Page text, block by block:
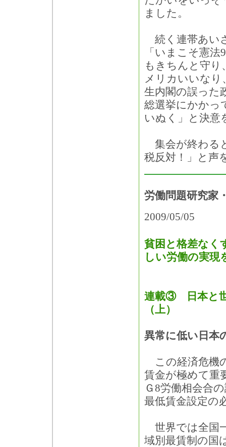
ました。
続く連帯あい
「いまこそ憲
もきちんと守
メリカいいなり
生内閣の誤った
総選挙にかかっ
いぬく」と決意
集会が終わる
税反対！」と声
労働問題研究家
2009/05/05
貧困と格差なく
しい労働の実現
連載③ 日本と
（上）
異常に低い日本
この経済危機
賃金が極めて重
Ｇ8労働相会合
最低賃金設定の
世界では全国
域別最賃制の国